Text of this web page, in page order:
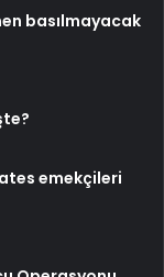
basılmayacak
emekçileri